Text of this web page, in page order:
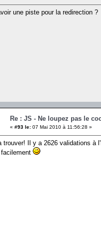
une piste pour la redirection ?
Re : JS - Ne loupez pas le
« #93 le: 07 Mai 2010 à 11:56:28 »
trouver! Il y a 2626 validations à